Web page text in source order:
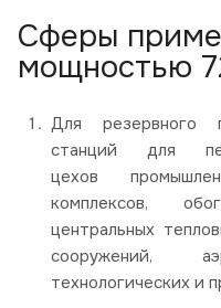
Сферы
мощностью
Для резервного
станций для
цехов
комплексов,
центральных
сооружений,
технологических и